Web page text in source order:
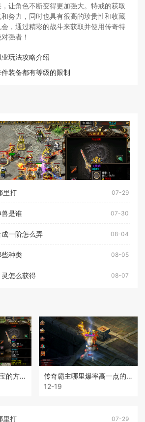
让角色不断变得更加强大。特戒的获取
努力，同时也具有很高的珍贵性和收藏
，通过精彩的战斗来获取并使用传奇特
强者！
玩法攻略介绍
装备都有等级的限制
里打 07-29
是谁 07-30
一阶怎么弄 08-04
种类 08-05
怎么获得 08-07
传奇分享玩家赚取元宝的方法
传奇霸主哪里爆率高一点的装备
12-19
里打 07-29